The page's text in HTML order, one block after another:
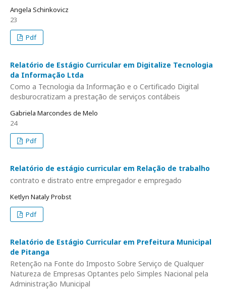
Angela Schinkovicz
23
Pdf
Relatório de Estágio Curricular em Digitalize Tecnologia
da Informação Ltda
Como a Tecnologia da Informação e o Certificado Digital
desburocratizam a prestação de serviços contábeis
Gabriela Marcondes de Melo
24
Pdf
Relatório de estágio curricular em Relação de trabalho
contrato e distrato entre empregador e empregado
Ketlyn Nataly Probst
Pdf
Relatório de Estágio Curricular em Prefeitura Municipal
de Pitanga
Retenção na Fonte do Imposto Sobre Serviço de Qualquer
Natureza de Empresas Optantes pelo Simples Nacional pela
Administração Municipal